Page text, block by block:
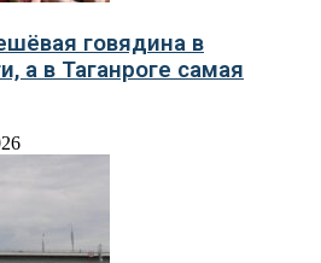
говядина в
а в Таганроге самая